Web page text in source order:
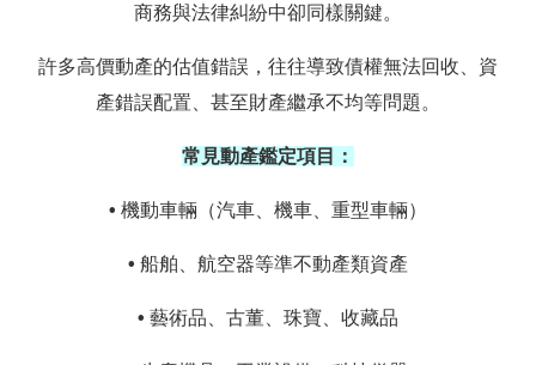
商務與法律糾紛中卻同樣關鍵。
許多高價動產的估值錯誤，往往導致債權無法回收、資
產錯誤配置、甚至財產繼承不均等問題。
常見動產鑑定項目：
• 機動車輛（汽車、機車、重型車輛）
• 船舶、航空器等準不動產類資產
• 藝術品、古董、珠寶、收藏品